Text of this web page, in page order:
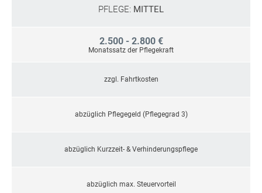
PFLEGE: MITTEL
2.500 - 2.800 €
Monatssatz der Pflegekraft
zzgl. Fahrtkosten
abzüglich Pflegegeld (Pflegegrad 3)
abzüglich Kurzzeit- & Verhinderungspflege
abzüglich max. Steuervorteil